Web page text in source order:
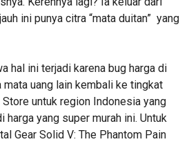
ini punya citra “mata duitan” yang
hal ini terjadi karena bug harga di
mata uang lain kembali ke tingkat
Store untuk region Indonesia yang
yang super murah ini. Untuk
Gear Solid V: The Phantom Pain